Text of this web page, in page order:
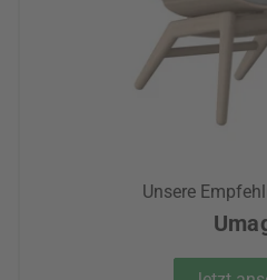
Unsere